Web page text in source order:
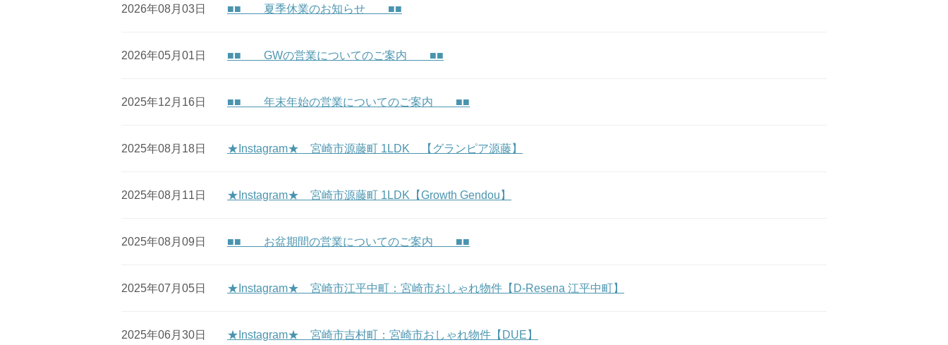
2026年08月03日 ■■ 夏季休業のお知らせ ■■
2026年05月01日 ■■ GWの営業についてのご案内 ■■
2025年12月16日 ■■ 年末年始の営業についてのご案内 ■■
2025年08月18日 ★Instagram★ 宮崎市源藤町 1LDK 【グランピア源藤】
2025年08月11日 ★Instagram★ 宮崎市源藤町 1LDK【Growth Gendou】
2025年08月09日 ■■ お盆期間の営業についてのご案内 ■■
2025年07月05日 ★Instagram★ 宮崎市江平中町：宮崎市おしゃれ物件【D-Resena 江平中町】
2025年06月30日 ★Instagram★ 宮崎市吉村町：宮崎市おしゃれ物件【DUE】